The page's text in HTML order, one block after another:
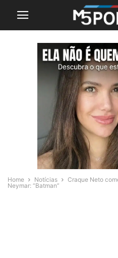
Home Notícias
Craque Neto
Neymar: “Batman”